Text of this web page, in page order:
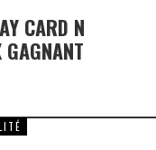
CARD N